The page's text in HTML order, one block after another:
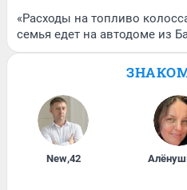
«Расходы на топливо
семья едет на автодоме из
New,42